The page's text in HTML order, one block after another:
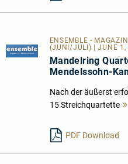
ENSEMBLE -
(JUNI/JULI) | JUNE 1,
Mandelring
Mendelssohn-
Nach der äußerst
15 Streichquartette
PDF Download